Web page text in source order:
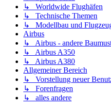
↳ Worldwide Flughäfen
↳ Technische Themen
↳ Modellbau und
Airbus
↳ Airbus - andere
↳ Airbus A350
↳ Airbus A380
Allgemeiner Bereich
↳ Vorstellung neuer
↳ Forenfragen
↳ alles andere